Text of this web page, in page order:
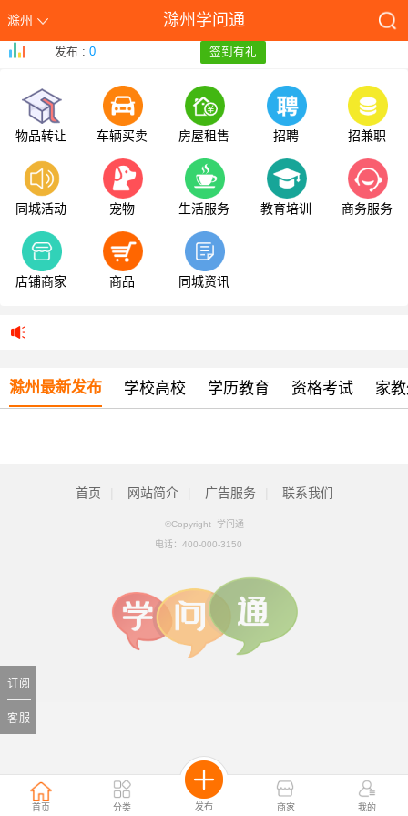
滁州 滁州学问通
首页 分类 发布 商家 我的
发布 :0 签到有礼
物品转让 车辆买卖 房屋租售 招聘 招兼职
同城活动 宠物 生活服务 教育培训 商务服务
店铺商家 商品 同城资讯
滁州最新发布 学校高校 学历教育 资格考试 家
订阅
客服
首页 网站简介 广告服务 联系我们
©Copyright 学问通
电话： 400-000-3150